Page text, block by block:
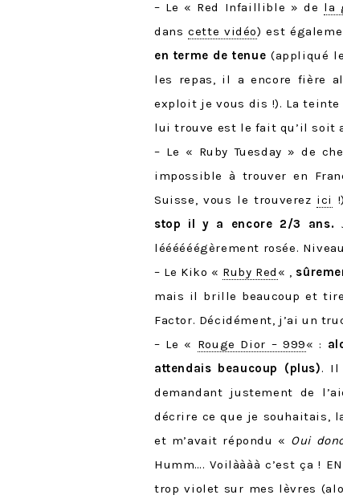
– Le « Red Infaillible » de la
danscette vidéo) est
en terme de tenue (appliqué
les repas, il a encore fière
exploit je vous dis !). La
lui trouve est le fait qu’il soit
– Le « Ruby Tuesday » de
impossible à trouver en
Suisse, vous le trouverez ici
stop il y a encore 2/3 ans.
léééééégèrement rosée.
– Le Kiko « Ruby Red « ,
mais il brille beaucoup et tire
Factor. Décidément, j’ai un
– Le « Rouge Dior – 999« :
attendais beaucoup (plus). Il
demandant justement de
décrire ce que je souhaitais,
et m’avait répondu « Oui
Humm…. Voilàààà c’est ça !
trop violet sur mes lèvres